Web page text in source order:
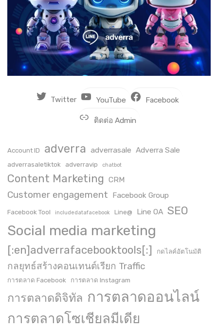
Twitter YouTube Facebook
ติดต่อ Admin
Account ID adverra adverrasale Adverra Sale
adverrasaletiktok adverravip chatbot
Content Marketing CRM
Customer engagement Facebook Group
Facebook Tool includedatafacebook Line@ Line OA SEO
Social media marketing
[:en]adverrafacebooktools[:] กดไลค์อัตโนมัติ
กลยุทธ์สร้างคอนเทนต์เรียก Traffic
การตลาด Facebook การตลาด Instagram
การตลาดดิจิทัล การตลาดออนไลน์
การตลาดโซเชียลมีเดีย